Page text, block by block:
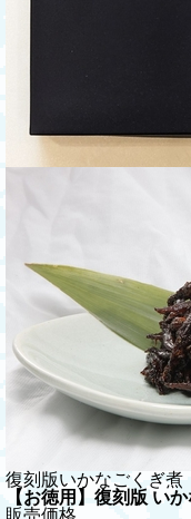
復刻版いかなごくぎ煮
【お徳用】復刻版 い